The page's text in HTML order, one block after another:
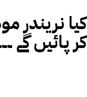
کیا نریندر
کر پائیں گے